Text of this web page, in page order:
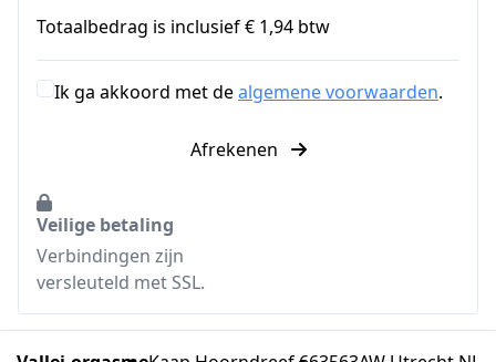
Totaalbedrag is inclusief € 1,94 btw
Ik ga akkoord met dealgemene voorwaarden.
Afrekenen
Veilige betaling
Verbindingen zijn
versleuteld met SSL.